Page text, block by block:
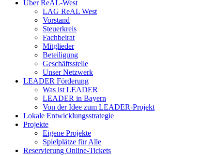
Über ReAL-West
LAG ReAL West
Vorstand
Steuerkreis
Fachbeirat
Mitglieder
Beteiligung
Geschäftsstelle
Unser Netzwerk
LEADER Förderung
Was ist LEADER
LEADER in Bayern
Von der Idee zum LEADER-Projekt
Lokale Entwicklungsstrategie
Projekte
Eigene Projekte
Spielplätze für Alle
Reservierung Online-Tickets